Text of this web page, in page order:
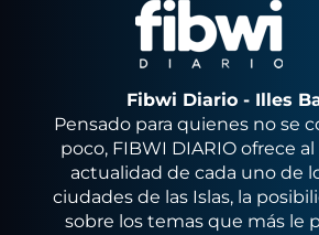
Fibwi Diario - Illes
Pensado para quienes no se
poco, FIBWI DIARIO ofrece
actualidad de cada uno de
ciudades de las Islas, la
sobre los temas que más le